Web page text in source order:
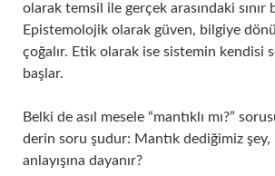
olarak temsil ile gerçek arasındaki sınır
Epistemolojik olarak güven, bilgiye
çoğalır. Etik olarak ise sistemin kendisi
başlar.
Belki de asıl mesele “mantıklı mı?”
derin soru şudur: Mantık dediğimiz
anlayışına dayanır?